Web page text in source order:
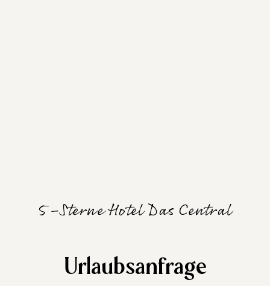
5-Sterne Hotel Das Central
Urlaubsanfrage